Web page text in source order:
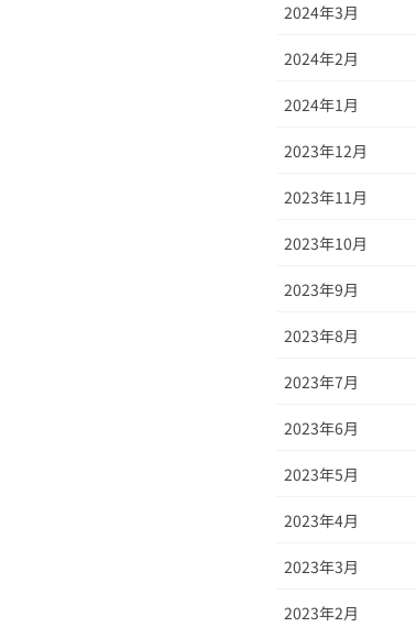
2024年3月
2024年2月
2024年1月
2023年12月
2023年11月
2023年10月
2023年9月
2023年8月
2023年7月
2023年6月
2023年5月
2023年4月
2023年3月
2023年2月